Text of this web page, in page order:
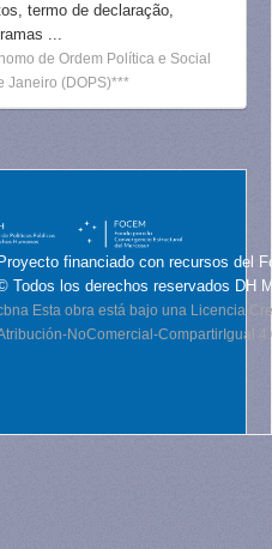
termo de declaração,
...
de Ordem Política e Social
Janeiro (DOPS)***
Proyecto financiado con recursos del
Todos los derechos reservados DH
Esta obra está bajo una Licencia
NoComercial-CompartirIgual